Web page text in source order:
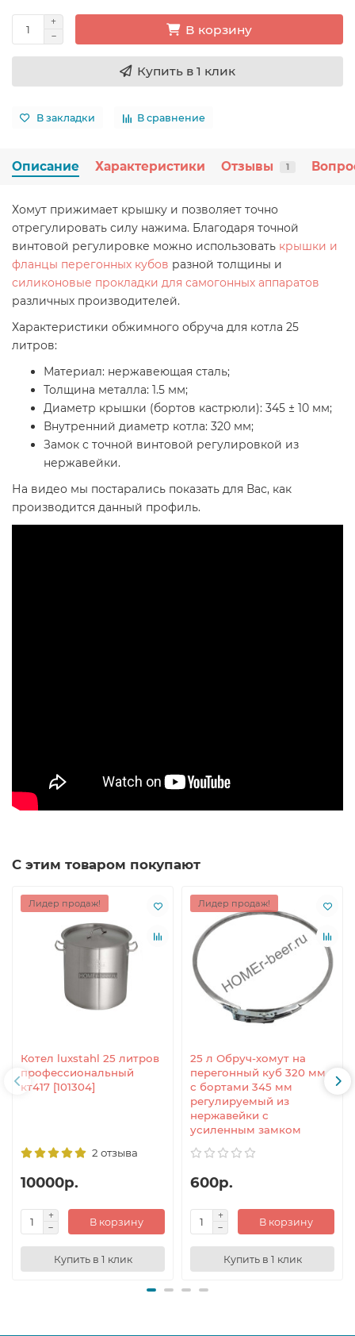
В корзину
Купить в 1 клик
В закладки В сравнение
Описание Характеристики Отзывы 1
Хомут прижимает крышку и позволяет точно
отрегулировать силу нажима. Благодаря точной
винтовой регулировке можно использовать крышки и
фланцы перегонных кубов разной толщины и
силиконовые прокладки для самогонных аппаратов
различных производителей.
Характеристики обжимного обруча для котла 25
литров:
Материал: нержавеющая сталь;
Толщина металла: 1.5 мм;
Диаметр крышки (бортов кастрюли): 345 ± 10 мм;
Внутренний диаметр котла: 320 мм;
Замок с точной винтовой регулировкой из
нержавейки.
На видео мы постарались показать для Вас, как
производится данный профиль.
С этим товаром покупают
Лидер продаж!
Котел luxstahl 25 литров
профессиональный
кт417 [101304]
2 отзыва
10000р.
В корзину
Купить в 1 клик
Лидер продаж!
25 л Обруч-хомут на
перегонный куб 320 мм
с бортами 345 мм
регулируемый из
нержавейки с
усиленным замком
600р.
В корзину
Купить в 1 клик